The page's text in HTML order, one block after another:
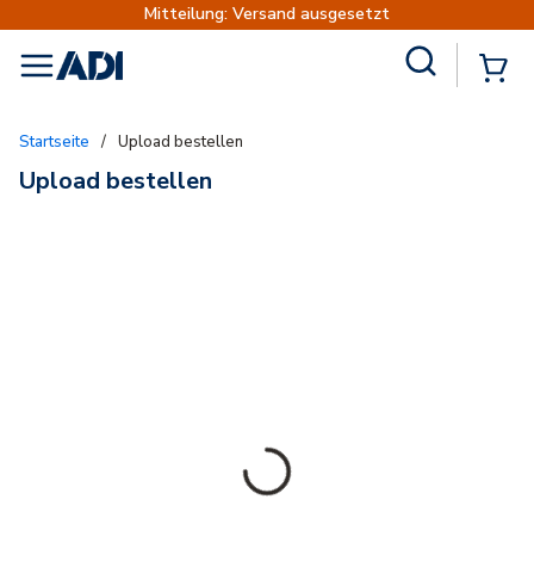
Mitteilung: Versand ausgesetzt
menu
Startseite / Upload bestellen
Upload bestellen